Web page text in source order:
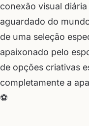
conexão visual
aguardado do
de uma seleção
apaixonado pelo
de opções criativas
completamente a
⚽